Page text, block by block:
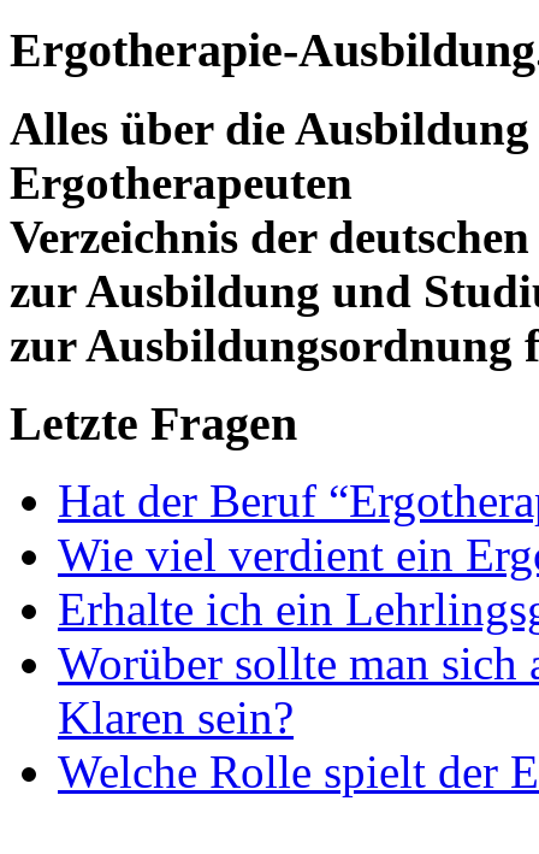
Ergotherapie-
Alles über die
Ergotherapeuten
Verzeichnis der
zur Ausbildung und
zur Ausbildungsordnung
Letzte Fragen
Hat der Beruf
Wie viel verdient ein
Erhalte ich ein
Worüber sollte man sich
Klaren sein?
Welche Rolle spielt der